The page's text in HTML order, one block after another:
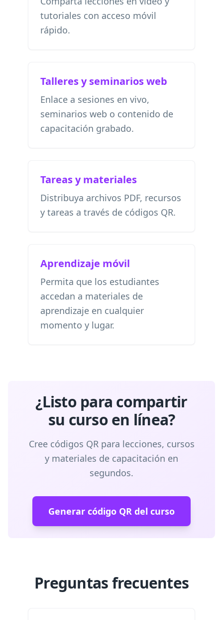
tutoriales con acceso móvil
rápido.
Talleres y seminarios web
Enlace a sesiones en vivo,
seminarios web o contenido de
capacitación grabado.
Tareas y materiales
Distribuya archivos PDF, recursos
y tareas a través de códigos QR.
Aprendizaje móvil
Permita que los estudiantes
accedan a materiales de
aprendizaje en cualquier
momento y lugar.
¿Listo para compartir
su curso en línea?
Cree códigos QR para lecciones, cursos
y materiales de capacitación en
segundos.
Generar código QR del curso
Preguntas frecuentes